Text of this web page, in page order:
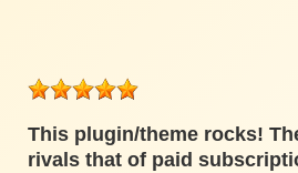
This plugin/theme rocks!
rivals that of paid